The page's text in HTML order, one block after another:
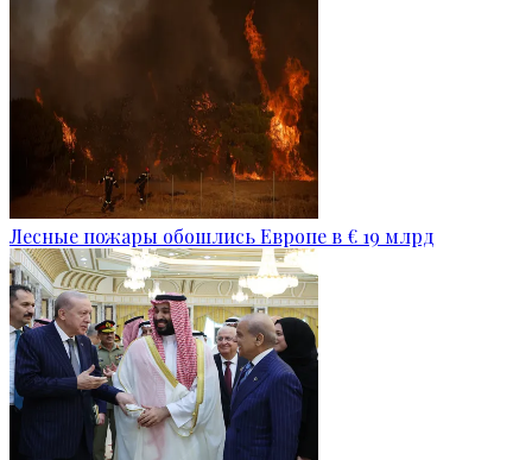
Лесные пожары обошлись Европе в € 19 млрд